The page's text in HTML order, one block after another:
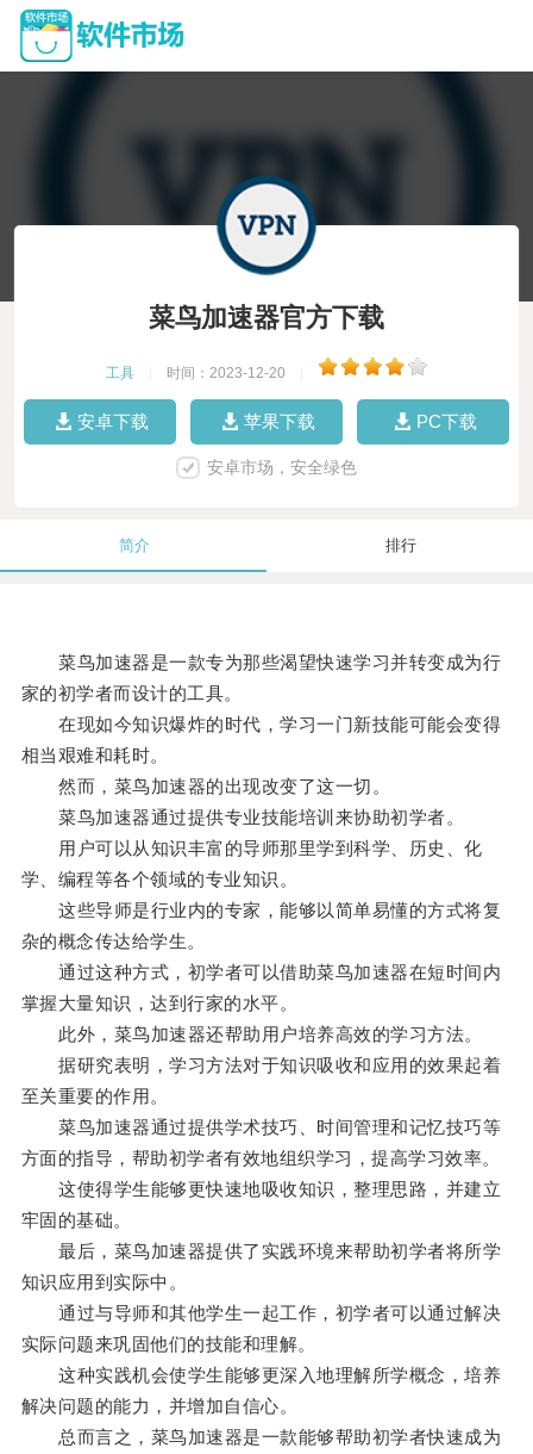
菜鸟加速器官方下载
工具 时间：2023-12-20
安卓下载 苹果下载 PC下载
安卓市场，安全绿色
简介 排行
菜鸟加速器是一款专为那些渴望快速学习并转变成为行
家的初学者而设计的工具。
在现如今知识爆炸的时代，学习一门新技能可能会变得
相当艰难和耗时。
然而，菜鸟加速器的出现改变了这一切。
菜鸟加速器通过提供专业技能培训来协助初学者。
用户可以从知识丰富的导师那里学到科学、历史、化
学、编程等各个领域的专业知识。
这些导师是行业内的专家，能够以简单易懂的方式将复
杂的概念传达给学生。
通过这种方式，初学者可以借助菜鸟加速器在短时间内
掌握大量知识，达到行家的水平。
此外，菜鸟加速器还帮助用户培养高效的学习方法。
据研究表明，学习方法对于知识吸收和应用的效果起着
至关重要的作用。
菜鸟加速器通过提供学术技巧、时间管理和记忆技巧等
方面的指导，帮助初学者有效地组织学习，提高学习效率。
这使得学生能够更快速地吸收知识，整理思路，并建立
牢固的基础。
最后，菜鸟加速器提供了实践环境来帮助初学者将所学
知识应用到实际中。
通过与导师和其他学生一起工作，初学者可以通过解决
实际问题来巩固他们的技能和理解。
这种实践机会使学生能够更深入地理解所学概念，培养
解决问题的能力，并增加自信心。
总而言之，菜鸟加速器是一款能够帮助初学者快速成为